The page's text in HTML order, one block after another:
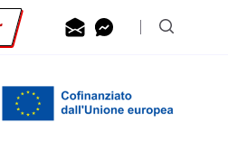
Contattaci via
Contattaci
Cerca